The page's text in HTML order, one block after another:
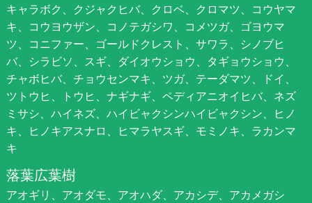
キャラボク、クジャクヒバ、クロベ、クロマツ、コウヤマ
キ、コウヨウザン、コノテガシワ、コメツガ、ゴヨウマ
ツ、コニファー、ゴールドクレスト、サワラ、シノブヒ
バ、シラビソ、スギ、ダイオウショウ、タギョウショウ、
チャボヒバ、チョウセンマキ、ツガ、テーダマツ、ドイ、
ツトウヒ、トウヒ、ナギナギ、ペディアニオイヒバ、ネズ
ミサシ、ハイネズ、ハイビャクシンハイビャクシン、ヒノ
キ、ヒノキアスナロ、ヒマラヤスギ、モミノキ、ラカンマ
キ
落葉広葉樹
アオギリ、アオダモ、アオハダ、アカシデ、アカメガシ